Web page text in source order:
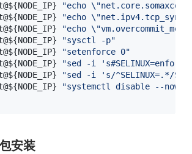
${NODE_IP} "echo \"net.core.somaxconn
${NODE_IP} "echo \"
${NODE_IP} "echo \"
${NODE_IP}
"sysctl -p"
${NODE_IP}
"setenforce 0"
${NODE_IP}
"sed -i
${NODE_IP}
"sed -i 's/^SELINUX=.*/
${NODE_IP}
"systemctl disable --now
安装